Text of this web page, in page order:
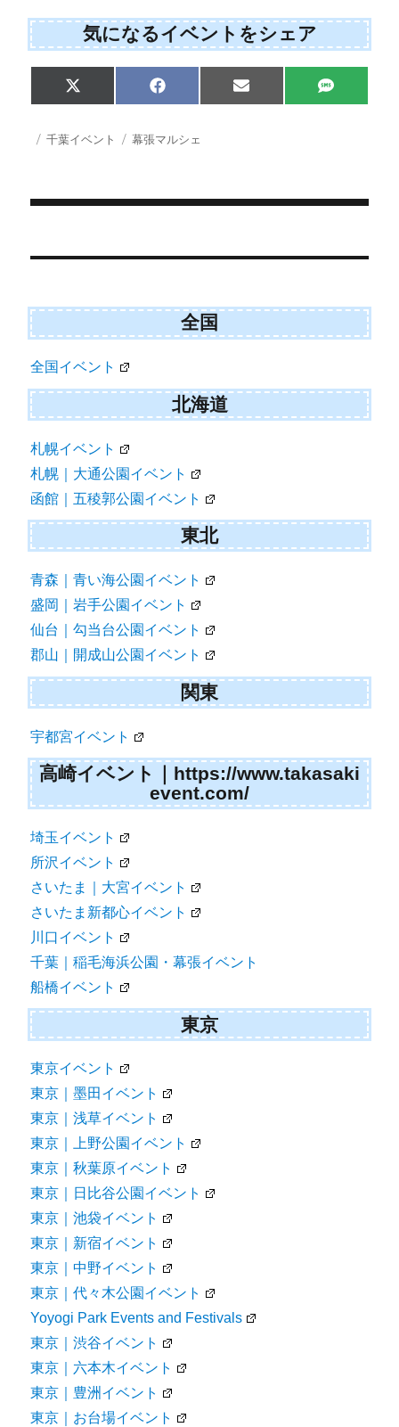
気になるイベントをシェア
Share
on
X
(
w
r
Share
on
F
a
e
b
Share
on
E
m
Share
on
S
M
投 カ
千葉イベント
タ
幕張マルシェ
稿
ビ
ゲ
ー
シ
ョ
ン
全国
全国イベント
北海道
札幌イベント
札幌｜大通公園イベント
函館｜五稜郭公園イベント
東北
青森｜青い海公園イベント
盛岡｜岩手公園イベント
仙台｜勾当台公園イベント
郡山｜開成山公園イベント
関東
宇都宮イベント
高崎イベント｜https://www.takasaki
event.com/
埼玉イベント
所沢イベント
さいたま｜大宮イベント
さいたま新都心イベント
川口イベント
千葉｜稲毛海浜公園・幕張イベント
船橋イベント
東京
東京イベント
東京｜墨田イベント
東京｜浅草イベント
東京｜上野公園イベント
東京｜秋葉原イベント
東京｜日比谷公園イベント
東京｜池袋イベント
東京｜新宿イベント
東京｜中野イベント
東京｜代々木公園イベント
Yoyogi Park Events and Festivals
東京｜渋谷イベント
東京｜六本木イベント
東京｜豊洲イベント
東京｜お台場イベント